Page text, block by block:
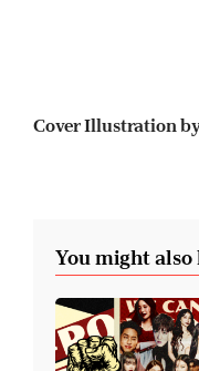
Cover Illustration
You might